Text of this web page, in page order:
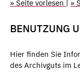
» Seite vorlesen | »
BENUTZUNG
Hier finden Sie
des Archivguts im